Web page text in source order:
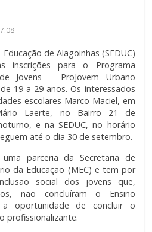
de Alagoinhas (SEDUC)
inscrições para o Programa
Jovens – ProJovem Urbano
19 a 29 anos. Os interessados
escolares Marco Maciel, em
Laerte, no Bairro 21 de
e na SEDUC, no horário
até o dia 30 de setembro.
parceria da Secretaria de
da Educação (MEC) e tem por
social dos jovens que,
não concluíram o Ensino
oportunidade de concluir o
profissionalizante.